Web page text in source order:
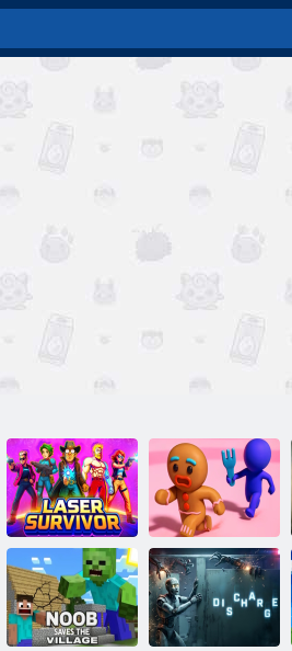
Preživší s
laserom
Zachráňte
perníka